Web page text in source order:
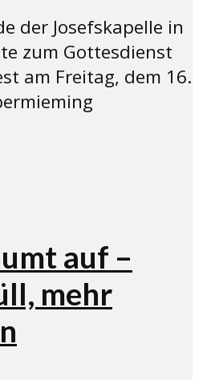
der Josefskapelle in
zum Gottesdienst
am Freitag, dem 16.
auf –
mehr